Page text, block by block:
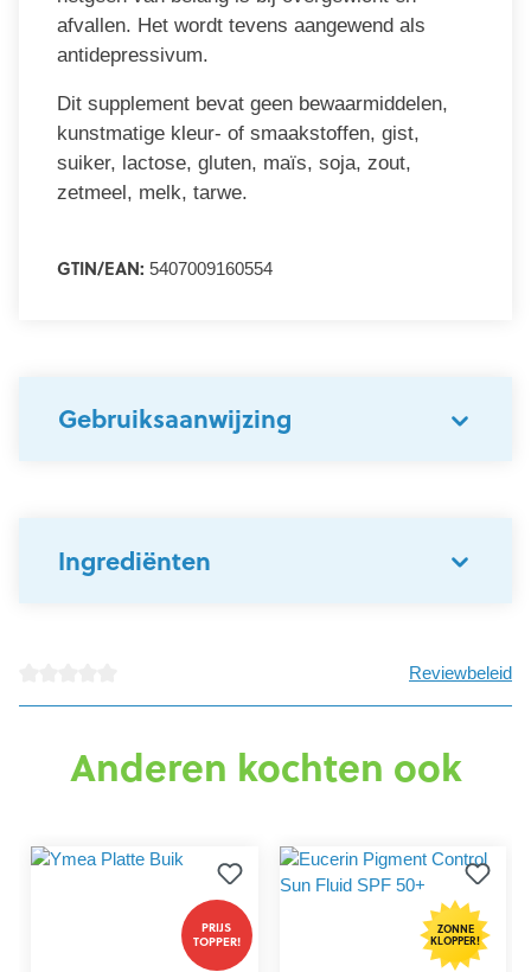
afvallen. Het wordt tevens aangewend als
antidepressivum.
Dit supplement bevat geen bewaarmiddelen,
kunstmatige kleur- of smaakstoffen, gist,
suiker, lactose, gluten, maïs, soja, zout,
zetmeel, melk, tarwe.
GTIN/EAN: 5407009160554
Gebruiksaanwijzing
Ingrediënten
Reviewbeleid
Anderen kochten ook
PRIJS
TOPPER!
ZONNE
KLOPPER!